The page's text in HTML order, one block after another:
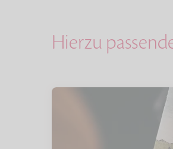
Hierzu